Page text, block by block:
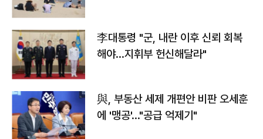
李대통령 "군, 내란 이후 신뢰 회복
해야…지휘부 헌신해달라"
與, 부동산 세제 개편안 비판 오세훈
에 '맹공'…"공급 억제기"